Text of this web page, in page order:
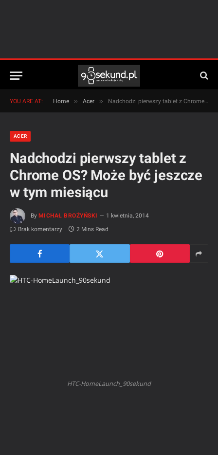
YOU ARE AT: Home » Acer » Nadchodzi pierwszy tablet z Chrome OS? Może być jeszcze w tym miesiącu
ACER
Nadchodzi pierwszy tablet z
Chrome OS? Może być jeszcze
w tym miesiącu
By MICHAŁ BROŻYŃSKI
1 kwietnia, 2014
Brak komentarzy
2 Mins Read
HTC-HomeLaunch_90sekund